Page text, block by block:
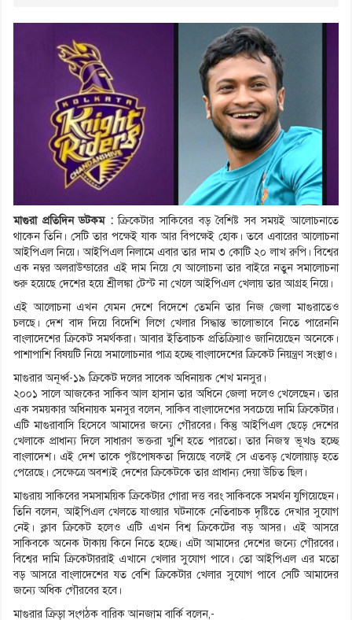
মাগুরা প্রতিদিন ডটকম :ক্রিকেটার সাকিবের বড় বৈশিষ্ট সব সময়ই আলোচনাতে
থাকেন তিনি। সেটি তার পক্ষেই যাক আর বিপক্ষেই হোক। তবে এবারের আলোচনা
আইপিএল নিয়ে। আইপিএল নিলামে এবার তার দাম ৩ কোটি ২০ লাখ রুপি। বিশ্বের
এক নম্বর অলরাউন্ডারের এই দাম নিয়ে যে আলোচনা তার বাইরে নতুন সমালোচনা
শুরু হয়েছে দেশের হয়ে শ্রীলঙ্কা টেস্ট না খেলে আইপিএল খেলায় তার আগ্রহ নিয়ে।
এই আলোচনা এখন যেমন দেশে বিদেশে তেমনি তার নিজ জেলা মাগুরাতেও
চলছে। দেশ বাদ দিয়ে বিদেশি লিগে খেলার সিদ্ধান্ত ভালোভাবে নিতে পারেননি
বাংলাদেশের ক্রিকেট সমর্থকরা। আবার ইতিবাচক প্রতিক্রিয়াও জানিয়েছেন অনেকে।
পাশাপাশি বিষয়টি নিয়ে সমালোচনার পাত্র হচ্ছে বাংলাদেশের ক্রিকেট নিয়ন্ত্রণ সংস্থাও।
মাগুরার অনূর্ধ্ব-১৯ ক্রিকেট দলের সাবেক অধিনায়ক শেখ মনসুর।
২০০১ সালে আজকের সাকিব আল হাসান তার অধিনে জেলা দলেও খেলেছেন। তার
এক সময়কার অধিনায়ক মনসুর বলেন, সাকিব বাংলাদেশের সবচেয়ে দামি ক্রিকেটার।
এটি মাগুরাবাসি হিসেবে আমাদের জন্যে গৌরবের। কিন্তু আইপিএল ছেড়ে দেশের
খেলাকে প্রাধান্য দিলে সাধারণ ভক্তরা খুশি হতে পারতো। তার নিজস্ব ভূখণ্ড হচ্ছে
বাংলাদেশ। এই দেশ তাকে পৃষ্টপোষকতা দিয়েছে বলেই সে এতবড় খেলোয়াড় হতে
পেরেছে। সেক্ষেত্রে অবশ্যই দেশের ক্রিকেটকে তার প্রাধান্য দেয়া উচিত ছিল।
মাগুরায় সাকিবের সমসাময়িক ক্রিকেটার গোরা দত্ত বরং সাকিবকে সমর্থন যুগিয়েছেন।
তিনি বলেন, আইপিএল খেলতে যাওয়ার ঘটনাকে নেতিবাচক দৃষ্টিতে দেখার সুযোগ
নেই। ক্লাব ক্রিকেট হলেও এটি এখন বিশ্ব ক্রিকেটের বড় আসর। এই আসরে
সাকিবকে অনেক টাকায় কিনে নিতে হচ্ছে। এটা আমাদের দেশের জন্যে গৌরবের।
বিশ্বের দামি ক্রিকেটাররাই এখানে খেলার সুযোগ পাবে। তো আইপিএল এর মতো
বড় আসরে বাংলাদেশের যত বেশি ক্রিকেটার খেলার সুযোগ পাবে সেটি আমাদের
জন্যে অধিক গৌরবের হবে।
মাগুরার ক্রিড়া সংগঠক বারিক আনজাম বার্কি বলেন,-